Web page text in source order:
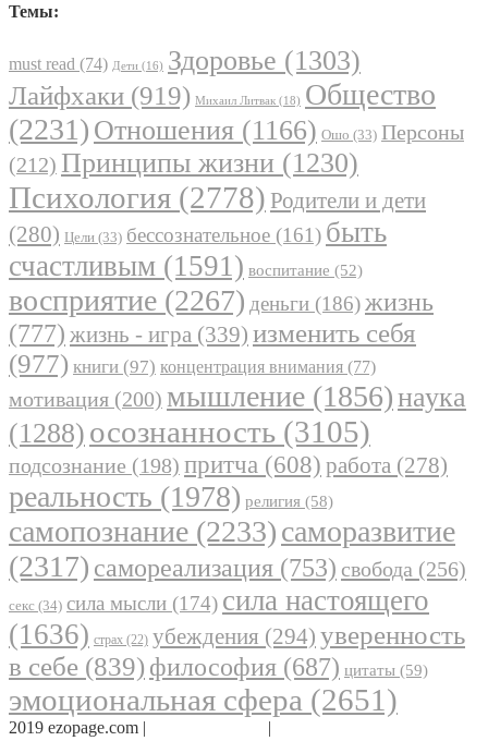
Темы:
must read (74) Дети (16) Здоровье (1303)
Лайфхаки (919) Михаил Литвак (18) Общество
(2231) Отношения (1166) Ошо (33) Персоны
(212) Принципы жизни (1230)
Психология (2778) Родители и дети
(280) Цели (33) бессознательное (161) быть
счастливым (1591) воспитание (52)
восприятие (2267) деньги (186)жизнь
(777) жизнь - игра (339) изменить себя
(977) книги (97) концентрация внимания (77)
мотивация (200) мышление (1856)наука
(1288) осознанность (3105)
подсознание (198) притча (608) работа (278)
реальность (1978) религия (58)
самопознание (2233)саморазвитие
(2317) самореализация (753) свобода (256)
секс (34) сила мысли (174) сила настоящего
(1636) страх (22) убеждения (294) уверенность
в себе (839) философия (687) цитаты (59)
эмоциональная сфера (2651)
2019 ezopage.com | |